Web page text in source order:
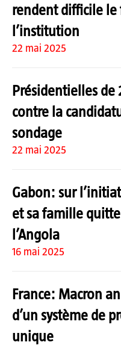
rendent difficile
l’institution
22 mai 2025
Présidentielles de
contre la
sondage
22 mai 2025
Gabon: sur
et sa famille
l’Angola
16 mai 2025
France: Macron
d’un système de
unique